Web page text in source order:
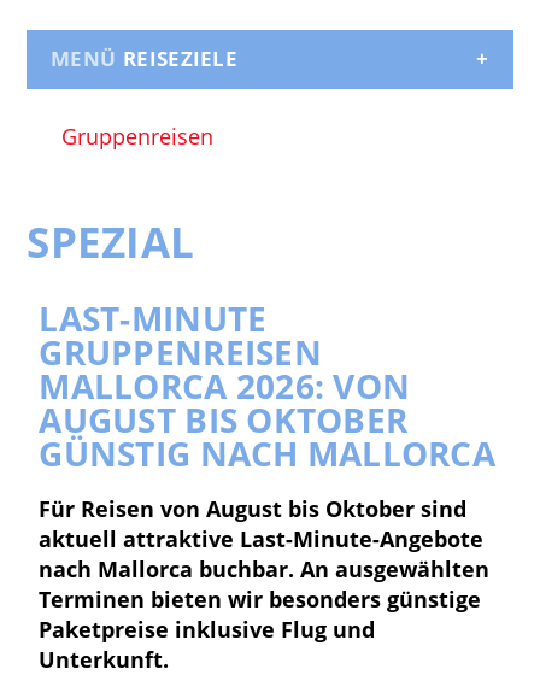
REISEZIELE
Gruppenreisen
SPEZIAL
LAST-MINUTE
GRUPPENREISEN
MALLORCA 2026: VON
AUGUST BIS OKTOBER
GÜNSTIG NACH MALLORCA
Für Reisen von August bis Oktober sind
aktuell attraktive Last-Minute-Angebote
nach Mallorca buchbar. An ausgewählten
Terminen bieten wir besonders günstige
Paketpreise inklusive Flug und
Unterkunft.